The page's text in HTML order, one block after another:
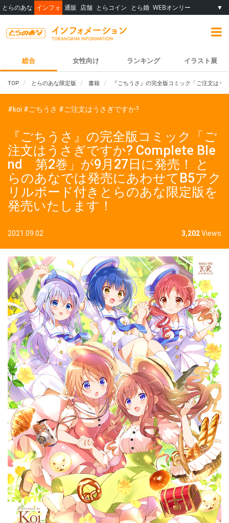
とらのあな インフォ 通販 店舗 とらコイン とら婚 WEBオンリー ▼
総合 女性向け ランキング イラスト展
TOP とらのあな限定版 書籍 『ごちうさ』の完全版コミック「ご注文は
#koi #ごちうさ #ご注文はうさぎですか?
『ごちうさ』の完全版コミック「ご
注文はうさぎですか? Complete Ble
nd 第2巻」が9月27日に発売！ と
らのあなでは発売にあわせてB5アク
リルボード付きとらのあな限定版を
発売いたします！
2021.09.02 3,202Views